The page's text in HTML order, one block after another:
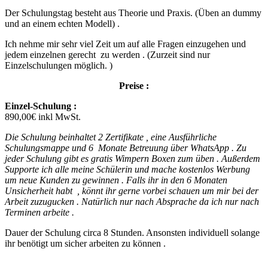
Der Schulungstag besteht aus Theorie und Praxis. (Üben an dummy
und an einem echten Modell) .
Ich nehme mir sehr viel Zeit um auf alle Fragen einzugehen und
jedem einzelnen gerecht zu werden . (Zurzeit sind nur
Einzelschulungen möglich. )
Preise :
Einzel-Schulung :
890,00€ inkl MwSt.
Die Schulung beinhaltet 2 Zertifikate , eine Ausführliche
Schulungsmappe und 6 Monate Betreuung über WhatsApp . Zu
jeder Schulung gibt es gratis Wimpern Boxen zum üben . Außerdem
Supporte ich alle meine Schülerin und mache kostenlos Werbung
um neue Kunden zu gewinnen . Falls ihr in den 6 Monaten
Unsicherheit habt , könnt ihr gerne vorbei schauen um mir bei der
Arbeit zuzugucken . Natürlich nur nach Absprache da ich nur nach
Terminen arbeite .
Dauer der Schulung circa 8 Stunden. Ansonsten individuell solange
ihr benötigt um sicher arbeiten zu können .